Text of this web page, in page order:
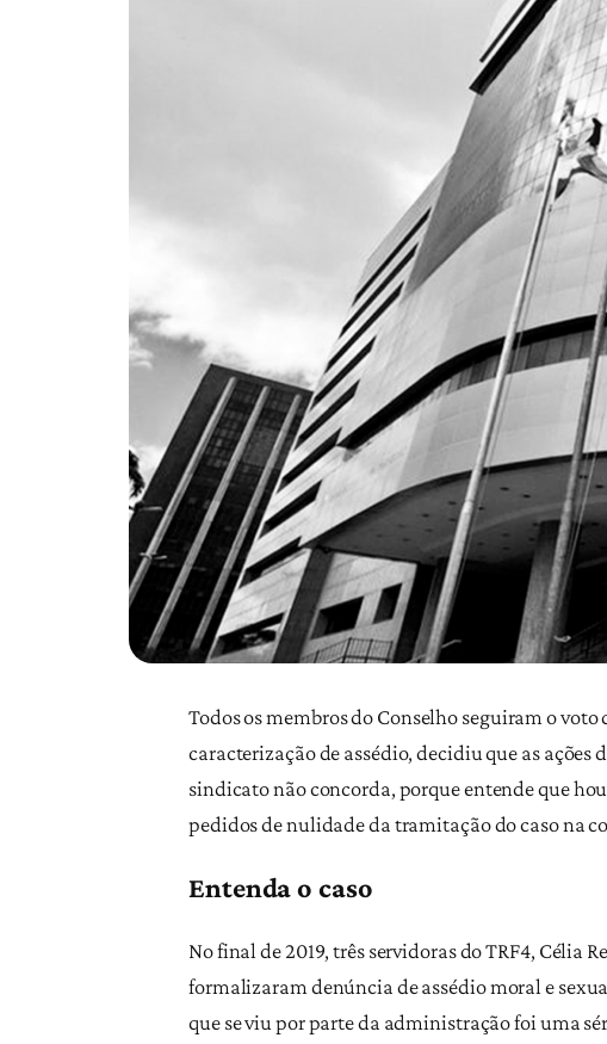
Todos os membros do Conselho seguiram o
caracterização de assédio, decidiu que as
sindicato não concorda, porque entende que
pedidos de nulidade da tramitação do caso na
Entenda o caso
No final de 2019, três servidoras do TRF4, Célia
formalizaram denúncia de assédio moral e
que se viu por parte da administração foi uma